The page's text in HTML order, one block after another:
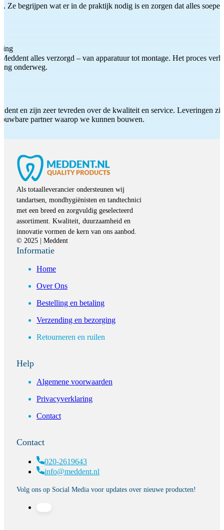
Ze begrijpen wat er in de praktijk nodig is en zorgen dat alles
alles verzorgd – van apparatuur tot montage. Het proces
onderweg.
en zijn zeer tevreden over de kwaliteit en service. Leveringen
partner waarop we kunnen bouwen.
Als totaalleverancier ondersteunen wij
tandartsen, mondhygiënisten en tandtechnici
met een breed en zorgvuldig geselecteerd
assortiment. Kwaliteit, duurzaamheid en
innovatie vormen de kern van ons aanbod.
© 2025 | Meddent
Informatie
Home
Over Ons
Bestelling en betaling
Verzending en bezorging
Retourneren en ruilen
Help
Algemene voorwaarden
Privacyverklaring
Contact
Contact
020-2619643
info@meddent.nl
Volg ons op Social Media voor updates over nieuwe producten!